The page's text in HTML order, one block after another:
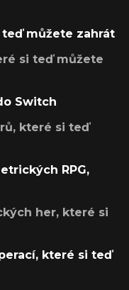
můžete zahrát
si teď můžete
Switch
které si teď
RPG,
her, které si
které si teď